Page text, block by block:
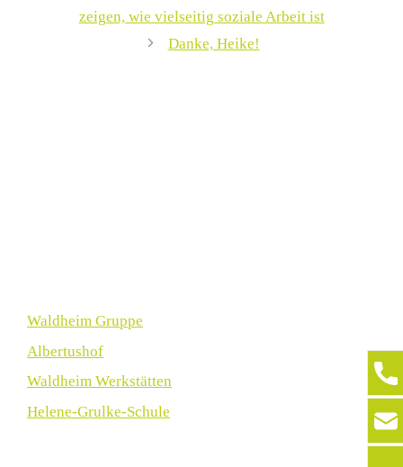
zeigen, wie vielseitig soziale Arbeit ist
Danke, Heike!
Waldheim Gruppe
Albertushof
Waldheim Werkstätten
Helene-Grulke-Schule